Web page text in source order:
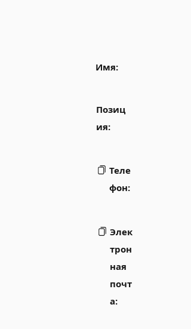
Имя:
Позиц
ия:
Теле
фон:
Элек
трон
ная
почт
а: